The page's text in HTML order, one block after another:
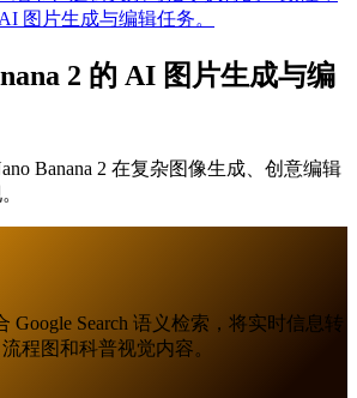
图片生成与编辑任务。
2 的 AI 图片生成与编
Banana 2 在复杂图像生成、创意编辑
Google Search 语义检索，将实时信息转
程图和科普视觉内容。